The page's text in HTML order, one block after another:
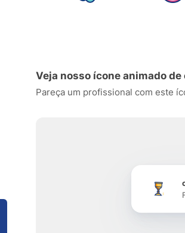
Veja nosso ícone animado de
Pareça um profissional com este